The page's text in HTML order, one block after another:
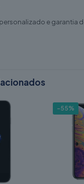
e garantia
-55%